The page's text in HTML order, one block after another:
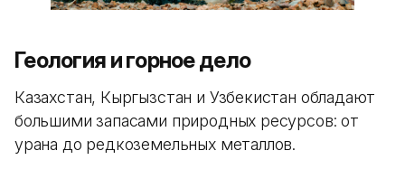
Геология и горное дело
Казахстан, Кыргызстан и Узбекистан обладают
большими запасами природных ресурсов: от
урана до редкоземельных металлов.